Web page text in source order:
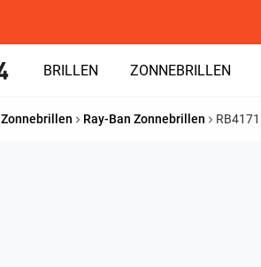
BRILLEN ZONNEBRILLEN
Zonnebrillen Ray-Ban Zonnebrillen RB4171